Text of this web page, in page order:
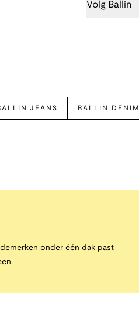
Volg Ballin
JEANS BALLIN
onder één dak past